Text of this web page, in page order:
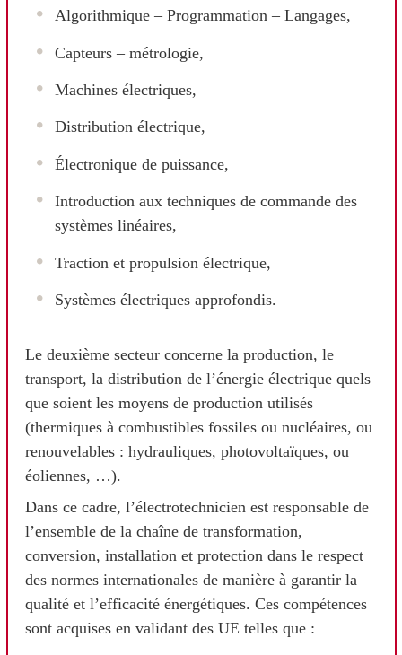
Algorithmique – Programmation – Langages,
Capteurs – métrologie,
Machines électriques,
Distribution électrique,
Électronique de puissance,
Introduction aux techniques de commande des
systèmes linéaires,
Traction et propulsion électrique,
Systèmes électriques approfondis.
Le deuxième secteur concerne la production, le
transport, la distribution de l’énergie électrique quels
que soient les moyens de production utilisés
(thermiques à combustibles fossiles ou nucléaires, ou
renouvelables : hydrauliques, photovoltaïques, ou
éoliennes, …).
Dans ce cadre, l’électrotechnicien est responsable de
l’ensemble de la chaîne de transformation,
conversion, installation et protection dans le respect
des normes internationales de manière à garantir la
qualité et l’efficacité énergétiques. Ces compétences
sont acquises en validant des UE telles que :